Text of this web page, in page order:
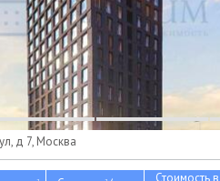
д 7, Москва
Стоимость в